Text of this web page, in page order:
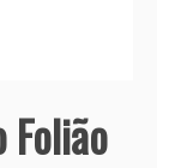
Folião